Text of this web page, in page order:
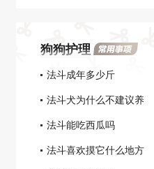
小、
狗狗护理
法斗成年多少斤
法斗犬为什么不建议养
法斗能吃西瓜吗
法斗喜欢摸它什么地方